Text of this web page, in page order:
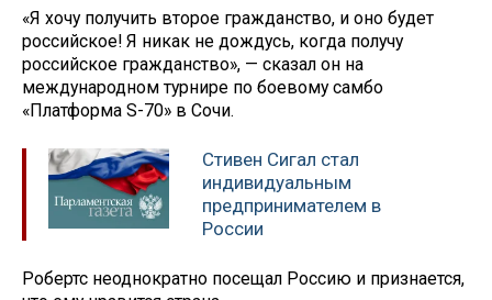
«Я хочу получить второе гражданство, и оно будет
российское! Я никак не дождусь, когда получу
российское гражданство», — сказал он на
международном турнире по боевому самбо
«Платформа S-70» в Сочи.
Стивен Сигал стал
индивидуальным
предпринимателем в
России
Робертс неоднократно посещал Россию и признается,